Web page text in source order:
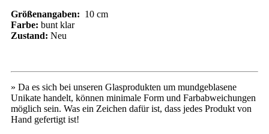
Größenangaben: 10 cm
Farbe: bunt klar
Zustand: Neu
» Da es sich bei unseren Glasprodukten um mundgeblasene
Unikate handelt, können minimale Form und Farbabweichungen
möglich sein. Was ein Zeichen dafür ist, dass jedes Produkt von
Hand gefertigt ist!